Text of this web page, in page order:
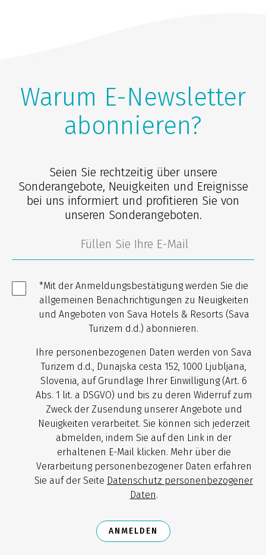
Warum E-Newsletter
abonnieren?
Seien Sie rechtzeitig über unsere
Sonderangebote, Neuigkeiten und Ereignisse
bei uns informiert und profitieren Sie von
unseren Sonderangeboten.
*Mit der Anmeldungsbestätigung werden Sie die
allgemeinen Benachrichtigungen zu Neuigkeiten
und Angeboten von Sava Hotels & Resorts (Sava
Turizem d.d.) abonnieren.
Ihre personenbezogenen Daten werden von Sava
Turizem d.d., Dunajska cesta 152, 1000 Ljubljana,
Slovenia, auf Grundlage Ihrer Einwilligung (Art. 6
Abs. 1 lit. a DSGVO) und bis zu deren Widerruf zum
Zweck der Zusendung unserer Angebote und
Neuigkeiten verarbeitet. Sie können sich jederzeit
abmelden, indem Sie auf den Link in der
erhaltenen E-Mail klicken. Mehr über die
Verarbeitung personenbezogener Daten erfahren
Sie auf der Seite Datenschutz personenbezogener
Daten.
ANMELDEN